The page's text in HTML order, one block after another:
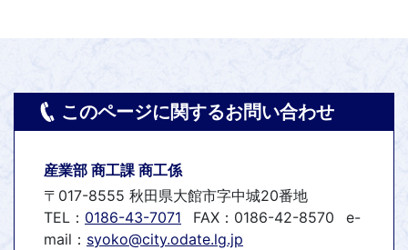
このページに関するお問い合わせ
産業部 商工課 商工係
〒017-8555 秋田県大館市字中城20番地
TEL： 0186-43-7071 FAX：0186-42-8570
e-
mail： syoko@city.odate.lg.jp